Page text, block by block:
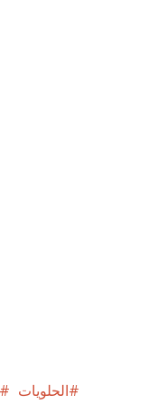
الحلويات